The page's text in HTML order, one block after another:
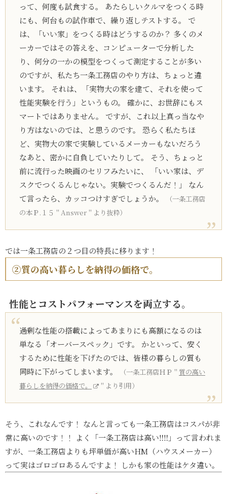
って、何度も試食する。 あたらしいクルマをつくる時
にも、何台もの試作車で、繰り返しテストする。 で
は、「いい家」をつくる時はどうするのか？ 多くのメ
ーカーではその答えを、コンピューターで分析した
り、何分の一かの模型をつくって測定することが多い
のですが、私たち一条工務店のやり方は、ちょっと違
います。 それは、「実物大の家を建て、それを使って
性能実験を行う」というもの。 確かに、お世辞にもス
マートではありません。 ですが、これ以上真っ当なや
り方はないのでは、と思うのです。 恐らく私たちほ
ど、実物大の家で実験しているメーカーもないだろう
なあと、密かに自負していたりして。 そう、ちょっと
前に流行った映画のセリフみたいに、 「いい家は、デ
スクでつくるんじゃない。実験でつくるんだ！」 なん
て言ったら、カッコつけすぎでしょうか。
（一条工務店
の本Ｐ.１５＂Answer＂より抜粋）
では一条工務店の２つ目の特長に移ります！
②質の高い暮らしを納得の価格で。
性能とコストパフォーマンスを両立する。
過剰な性能の搭載によってあまりにも高額になるのは
単なる「オーバースペック」です。 かといって、安く
するために性能を下げたのでは、皆様の暮らしの質も
同時に下がってしまいます。
（一条工務店ＨＰ＂ 質の高い
暮らしを納得の価格で。
＂より引用）
そう、これなんです！ なんと言っても一条工務店はコスパが非
常に高いのです！！ よく「一条工務店は高い‼︎‼︎」って言われま
すが、一条工務店よりも坪単価が高いHM（ハウスメーカー）
って実はゴロゴロあるんですよ！ しかも家の性能はケタ違い。